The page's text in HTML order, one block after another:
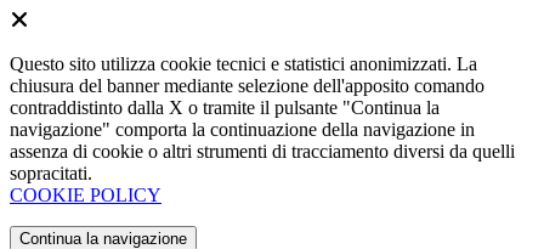
Questo sito utilizza cookie tecnici e statistici anonimizzati. La
chiusura del banner mediante selezione dell'apposito comando
contraddistinto dalla X o tramite il pulsante "Continua la
navigazione" comporta la continuazione della navigazione in
assenza di cookie o altri strumenti di tracciamento diversi da quelli
sopracitati.
COOKIE POLICY
Continua la navigazione